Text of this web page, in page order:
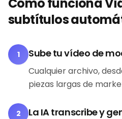
subtítulos
1 Sube tu vídeo de
Cualquier archivo,
piezas largas de
2 La IA transcribe y